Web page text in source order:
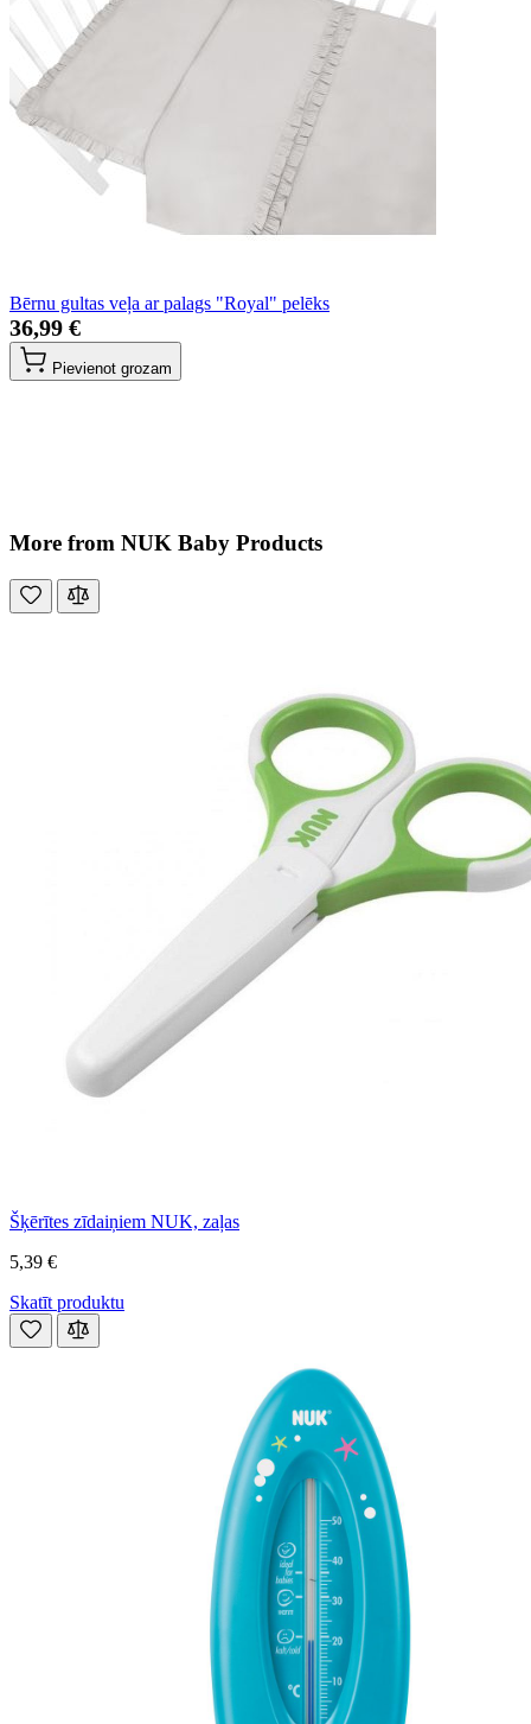
Bērnu gultas veļa ar palags "Royal" pelēks
36,99 €
Pievienot grozam
More from NUK Baby Products
Šķērītes zīdaiņiem NUK, zaļas
5,39 €
Skatīt produktu